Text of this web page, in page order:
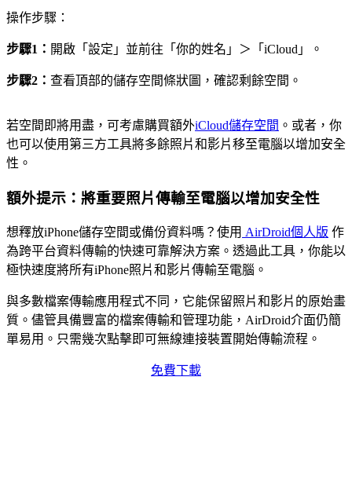
操作步驟：
步驟1： 開啟「設定」並前往「你的姓名」＞「iCloud」。
步驟2： 查看頂部的儲存空間條狀圖，確認剩餘空間。
若空間即將用盡，可考慮購買額外iCloud儲存空間 。或者，你
也可以使用第三方工具將多餘照片和影片移至電腦以增加安全
性。
額外提示：將重要照片傳輸至電腦以增加安全性
想釋放iPhone儲存空間或備份資料嗎？使用 AirDroid個人版 作
為跨平台資料傳輸的快速可靠解決方案。透過此工具，你能以
極快速度將所有iPhone照片和影片傳輸至電腦。
與多數檔案傳輸應用程式不同，它能保留照片和影片的原始畫
質。儘管具備豐富的檔案傳輸和管理功能，AirDroid介面仍簡
單易用。只需幾次點擊即可無線連接裝置開始傳輸流程。
免費下載